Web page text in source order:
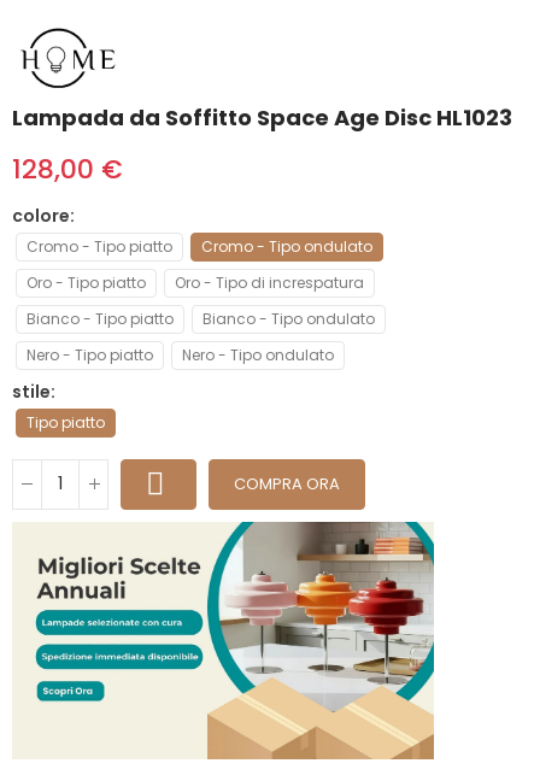
Lampada da Soffitto Space Age Disc HL1023
128,00 €
colore
Cromo - Tipo piatto
Cromo - Tipo ondulato
Oro - Tipo piatto
Oro - Tipo di increspatura
Bianco - Tipo piatto
Bianco - Tipo ondulato
Nero - Tipo piatto
Nero - Tipo ondulato
stile
Tipo piatto
COMPRA ORA